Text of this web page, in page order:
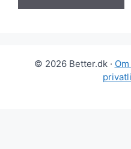
© 2026 Better.dk ·